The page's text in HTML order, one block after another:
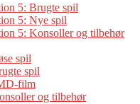
5: Brugte spil
5: Nye spil
5: Konsoller og tilbehør
spil
spil
film
og tilbehør